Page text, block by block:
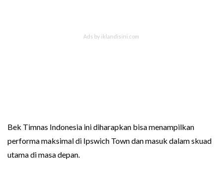
Bek Timnas Indonesia ini diharapkan bisa menampilkan
performa maksimal di Ipswich Town dan masuk dalam skuad
utama di masa depan.